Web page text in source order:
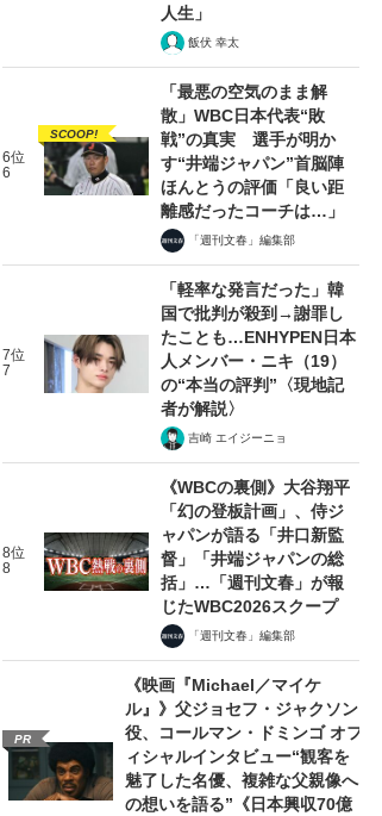
人生」
飯伏 幸太
6位
6
SCOOP!
「最悪の空気のまま解
散」WBC日本代表“敗
戦”の真実 選手が明か
す“井端ジャパン”首脳陣
ほんとうの評価「良い距
離感だったコーチは…」
「週刊文春」編集部
7位
7
「軽率な発言だった」韓
国で批判が殺到→謝罪し
たことも…ENHYPEN日本
人メンバー・ニキ（19）
の“本当の評判”〈現地記
者が解説〉
吉崎 エイジーニョ
8位
8
《WBCの裏側》大谷翔平
「幻の登板計画」、侍ジ
ャパンが語る「井口新監
督」「井端ジャパンの総
括」…「週刊文春」が報
じたWBC2026スクープ
「週刊文春」編集部
PR
《映画『Michael／マイケ
ル』》父ジョセフ・ジャクソン
役、コールマン・ドミンゴ オフ
ィシャルインタビュー“観客を
魅了した名優、複雑な父親像へ
の想いを語る”《日本興収70億